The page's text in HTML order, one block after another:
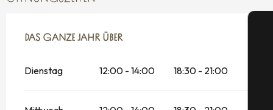
DAS GANZE JAHR ÜBER
DAS GANZE JAHR ÜBER
Dienstag 12:00 - 14:00 18:30 - 21:00